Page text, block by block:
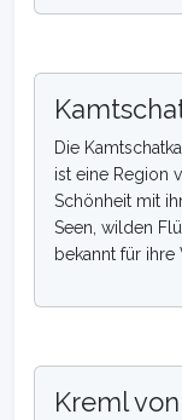
Die
ist eine Region
Schönheit mit
Seen, wilden
bekannt für ihre
Kreml